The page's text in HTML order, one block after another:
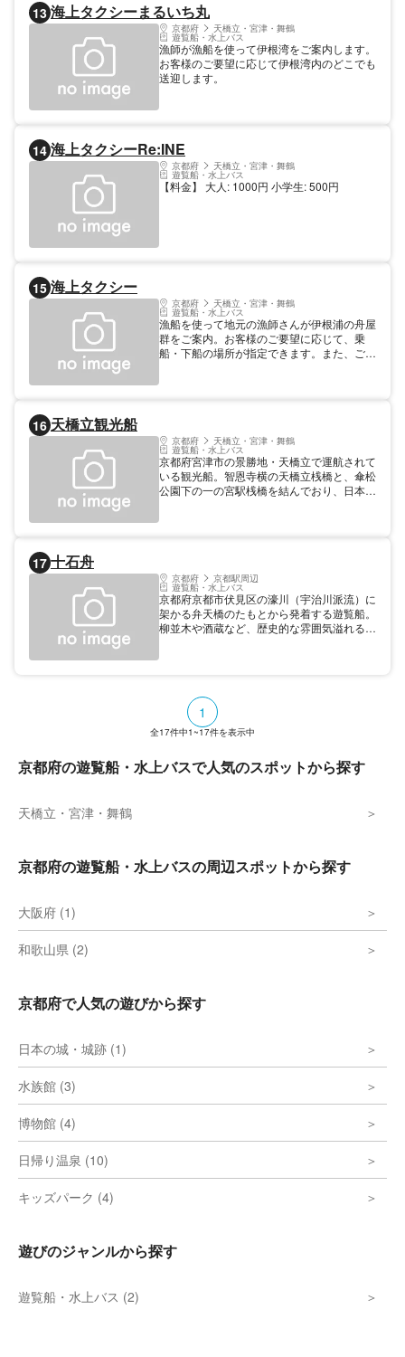
13 海上タクシーまるいち丸
京都府 天橋立・宮津・舞鶴
遊覧船・水上バス
漁師が漁船を使って伊根湾をご案内します。
お客様のご要望に応じて伊根湾内のどこでも
送迎します。
14 海上タクシーRe:INE
京都府 天橋立・宮津・舞鶴
遊覧船・水上バス
【料金】 大人: 1000円 小学生: 500円
15 海上タクシー
京都府 天橋立・宮津・舞鶴
遊覧船・水上バス
漁船を使って地元の漁師さんが伊根浦の舟屋
群をご案内。お客様のご要望に応じて、乗
船・下船の場所が指定できます。また、ご案
所要時間／30〜40分
16 天橋立観光船
京都府 天橋立・宮津・舞鶴
遊覧船・水上バス
京都府宮津市の景勝地・天橋立で運航されて
いる観光船。智恩寺横の天橋立桟橋と、傘松
公園下の一の宮駅桟橋を結んでおり、日本三
17 十石舟
京都府 京都駅周辺
遊覧船・水上バス
京都府京都市伏見区の濠川（宇治川派流）に
架かる弁天橋のたもとから発着する遊覧船。
柳並木や酒蔵など、歴史的な雰囲気溢れる水
比較的船体が大きい「三十石船」も随時運航
されている。
1
全17件中1~17件を表示中
京都府の遊覧船・水上バスで人気のスポットから探す
天橋立・宮津・舞鶴
京都府の遊覧船・水上バスの周辺スポットから探す
大阪府 (1)
和歌山県 (2)
京都府で人気の遊びから探す
日本の城・城跡 (1)
水族館 (3)
博物館 (4)
日帰り温泉 (10)
キッズパーク (4)
遊びのジャンルから探す
遊覧船・水上バス (2)